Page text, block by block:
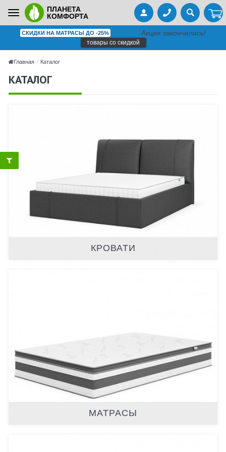
Toggle
navigation
ПЛАНЕТА
КОМФОРТА
СКИДКИ НА МАТРАСЫ ДО -25% Акция закончилась!
товары со скидкой
Главная Каталог
КАТАЛОГ
КРОВАТИ
МАТРАСЫ